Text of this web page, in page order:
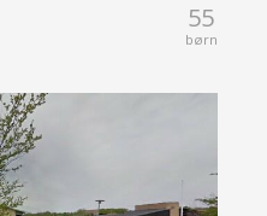
55
børn